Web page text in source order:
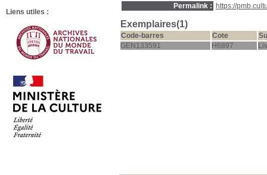
Permalink :
https://
Exemplaires(1)
Code-barres Cote
GEN133591
H6897
Liens utiles :